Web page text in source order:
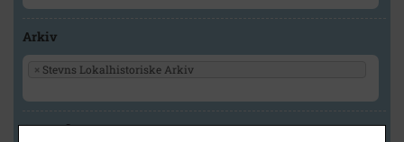
Arkiv
× Stevns Lokalhistoriske Arkiv
Geografi